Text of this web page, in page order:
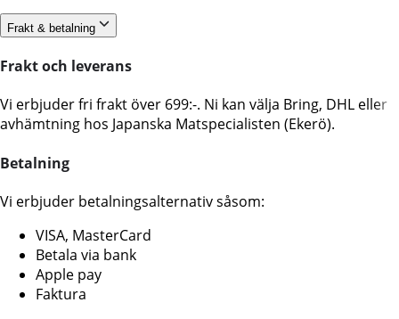
Frakt & betalning
Frakt och leverans
Vi erbjuder fri frakt över 699:-. Ni kan välja Bring, DHL eller
avhämtning hos Japanska Matspecialisten (Ekerö).
Betalning
Vi erbjuder betalningsalternativ såsom:
VISA, MasterCard
Betala via bank
Apple pay
Faktura